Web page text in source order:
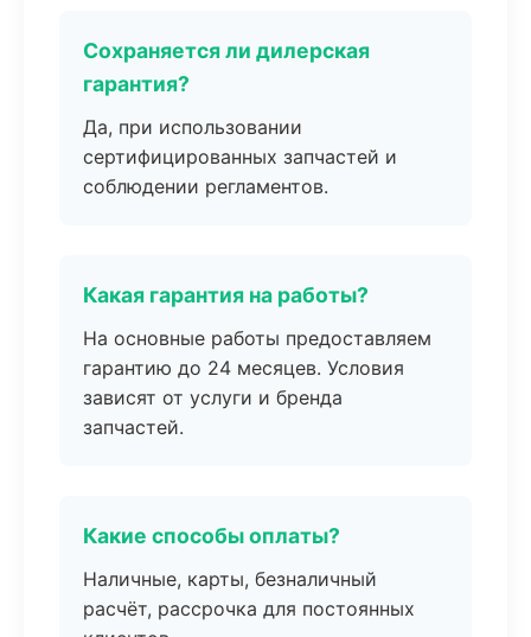
Сохраняется ли дилерская
гарантия?
Да, при использовании
сертифицированных запчастей и
соблюдении регламентов.
Какая гарантия на работы?
На основные работы предоставляем
гарантию до 24 месяцев. Условия
зависят от услуги и бренда
запчастей.
Какие способы оплаты?
Наличные, карты, безналичный
расчёт, рассрочка для постоянных